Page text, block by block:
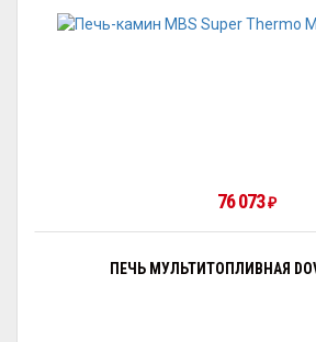
76 073₽
ПЕЧЬ МУЛЬТИТОПЛИВНАЯ